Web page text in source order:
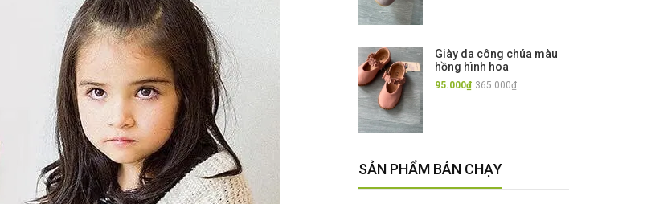
Giày da công chúa màu
hồng hình hoa
95.000₫ 365.000₫
SẢN PHẨM BÁN CHẠY